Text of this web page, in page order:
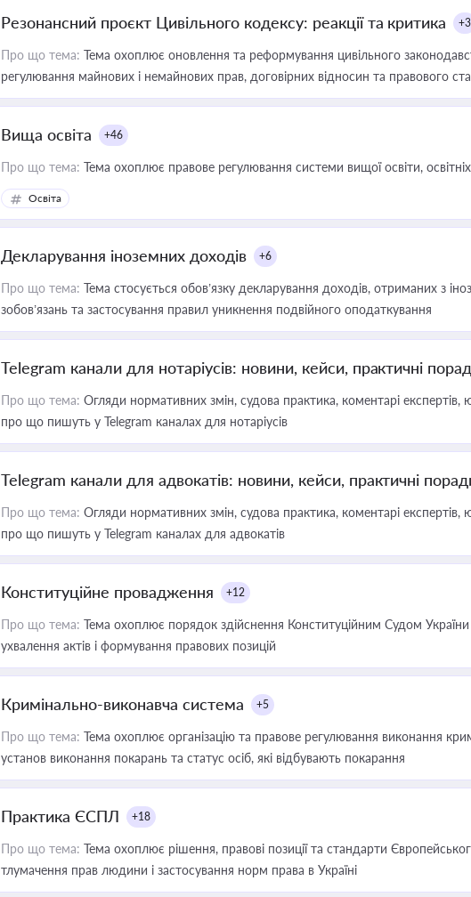
Резонансний проєкт Цивільного кодексу: реакції та критика +3
Про що тема: Тема охоплює оновлення та реформування цивільного
регулювання майнових і немайнових прав, договірних відносин та правового
Вища освіта +46
Про що тема: Тема охоплює правове регулювання системи вищої освіти, освітніх
Освіта
Декларування іноземних доходів +6
Про що тема: Тема стосується обов’язку декларування доходів, отриманих з
зобов’язань та застосування правил уникнення подвійного оподаткування
Telegram канали для нотаріусів: новини, кейси, практичні
Про що тема: Огляди нормативних змін, судова практика, коментарі
про що пишуть у Telegram каналах для нотаріусів
Telegram канали для адвокатів: новини, кейси, практичні
Про що тема: Огляди нормативних змін, судова практика, коментарі
про що пишуть у Telegram каналах для адвокатів
Конституційне провадження +12
Про що тема: Тема охоплює порядок здійснення Конституційним Судом
ухвалення актів і формування правових позицій
Кримінально-виконавча система +5
Про що тема: Тема охоплює організацію та правове регулювання виконання
установ виконання покарань та статус осіб, які відбувають покарання
Практика ЄСПЛ +18
Про що тема: Тема охоплює рішення, правові позиції та стандарти
тлумачення прав людини і застосування норм права в Україні